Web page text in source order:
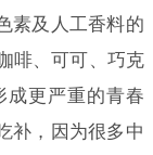
素及人工香料的
啡、可可、巧克
成更严重的青春
补，因为很多中